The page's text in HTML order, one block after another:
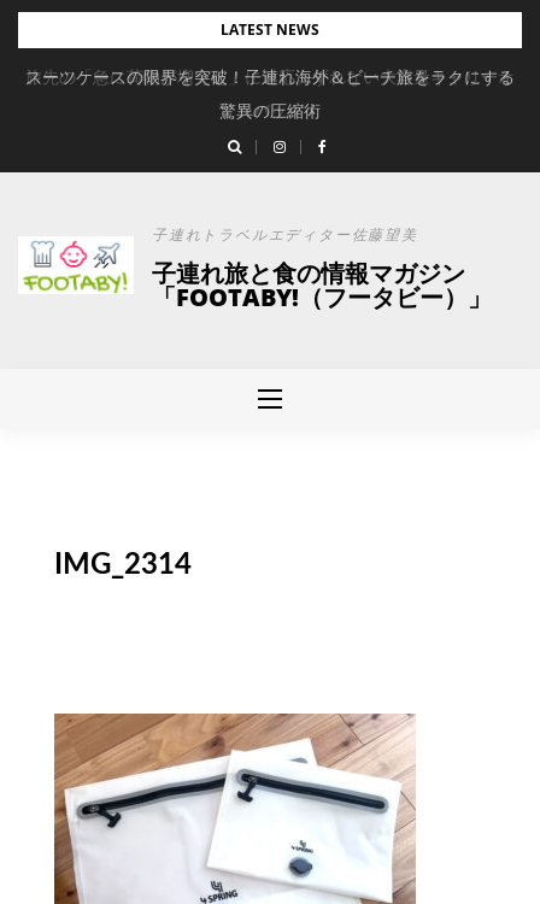
Skip
content
LATEST NEWS
旅先の「急に荷物が増えた」に対応。ずれない大容量キャリーオ
ンバッグ
スーツケースの限界を突破！子連れ海外＆ビーチ旅をラクにする
驚異の圧縮術
子連れトラベルエディター佐藤望美
子連れ旅と食の情報マガジン
「FOOTABY!（フータビー）」
IMG_2314